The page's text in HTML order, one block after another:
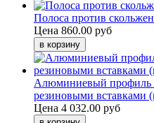
Полоса против
Цена 860.00 руб
Алюминиевый профиль
резиновыми вставками
Цена 4 032.00 руб